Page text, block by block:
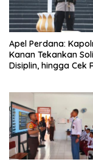
Apel Perdana:
Kanan Tekankan
Disiplin, hingga Cek